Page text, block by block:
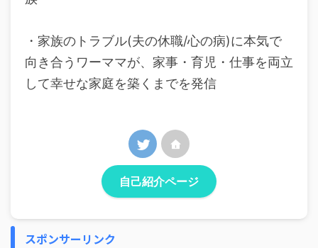
・家族のトラブル(夫の休職/心の病)に本気で
向き合うワーママが、家事・育児・仕事を両立
して幸せな家庭を築くまでを発信
自己紹介ページ
スポンサーリンク